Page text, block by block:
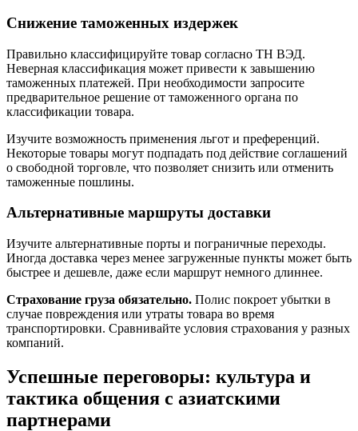
Снижение таможенных издержек
Правильно классифицируйте товар согласно ТН ВЭД.
Неверная классификация может привести к завышению
таможенных платежей. При необходимости запросите
предварительное решение от таможенного органа по
классификации товара.
Изучите возможность применения льгот и преференций.
Некоторые товары могут подпадать под действие соглашений
о свободной торговле, что позволяет снизить или отменить
таможенные пошлины.
Альтернативные маршруты доставки
Изучите альтернативные порты и пограничные переходы.
Иногда доставка через менее загруженные пункты может быть
быстрее и дешевле, даже если маршрут немного длиннее.
Страхование груза обязательно. Полис покроет убытки в
случае повреждения или утраты товара во время
транспортировки. Сравнивайте условия страхования у разных
компаний.
Успешные переговоры: культура и
тактика общения с азиатскими
партнерами